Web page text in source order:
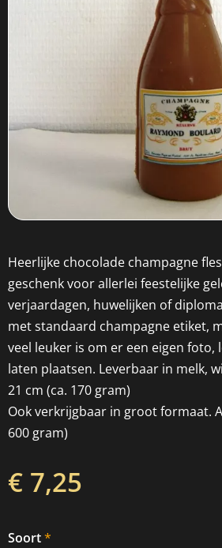
Heerlijke chocolade champagne
geschenk voor allerlei feestelijke
verjaardagen, huwelijken of
met standaard champagne etiket,
veel leuker is om er een eigen foto,
laten plaatsen. Leverbaar in melk,
21 cm (ca. 170 gram)
Ook verkrijgbaar in groot formaat.
600 gram)
€ 7,25
Soort